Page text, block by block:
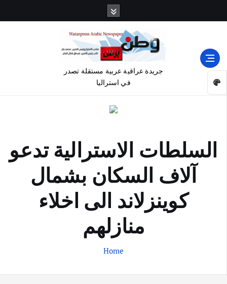
جريدة عراقية عربية مستقلة تصدر
في استراليا
السلطات الاسترالية تدعو
آلاف السكان بشمال
كوينزلاند الى اخلاء
منازلهم
Home